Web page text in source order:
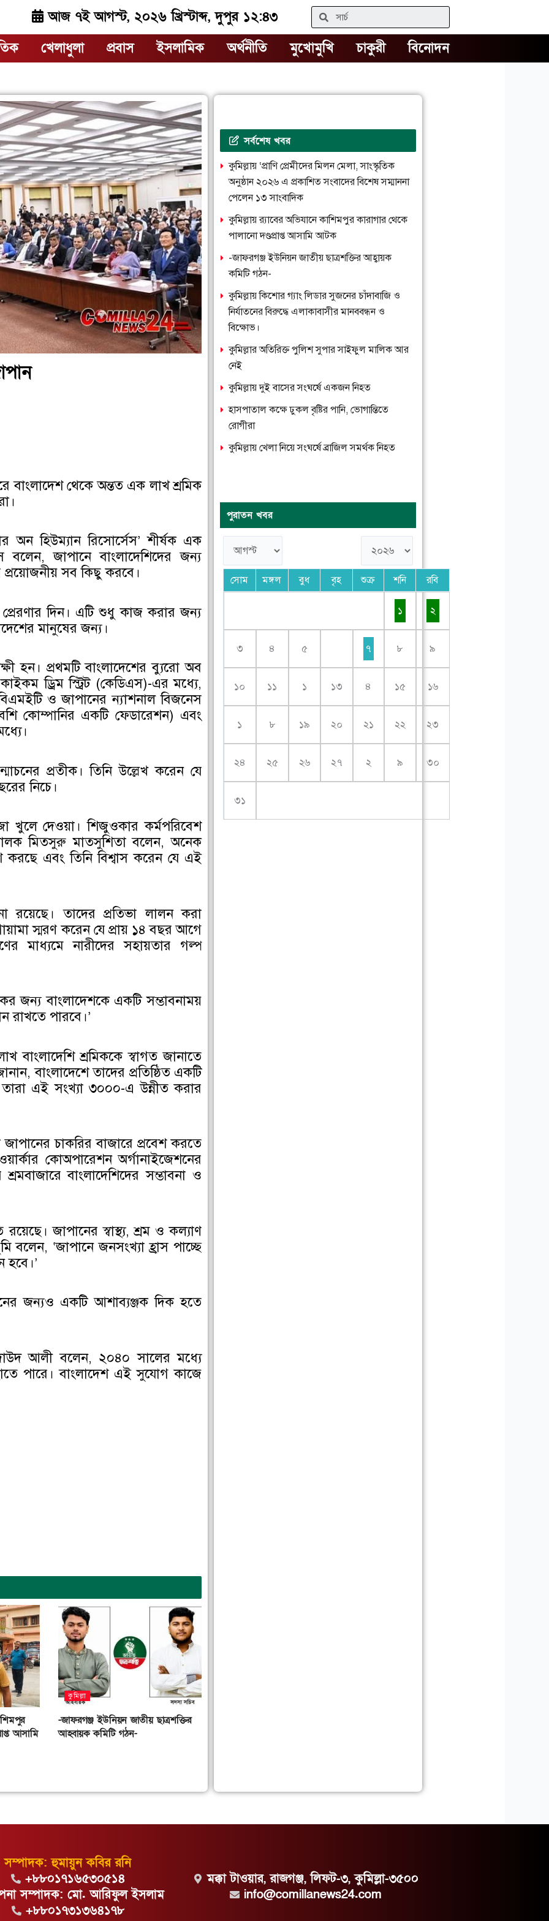
আজ ৭ই আগস্ট, ২০২৬ খ্রিস্টাব্দ, দুপুর ১২:৪৩ Search
খেলাধুলা প্রবাস ইসলামিক অর্থনীতি মুখোমুখি চাকুরী বিনোদন
বাংলাদেশ থেকে অন্তত এক লাখ শ্রমিক
অন হিউম্যান রিসোর্সেস’ শীর্ষক এক
বলেন, জাপানে বাংলাদেশিদের জন্য
প্রয়োজনীয় সব কিছু করবে।
দিন। এটি শুধু কাজ করার জন্য
মানুষের জন্য।
হন। প্রথমটি বাংলাদেশের ব্যুরো অব
ড্রিম স্ট্রিট (কেডিএস)-এর মধ্যে,
ও জাপানের ন্যাশনাল বিজনেস
কোম্পানির একটি ফেডারেশন) এবং
প্রতীক। তিনি উল্লেখ করেন যে
নিচে।
খুলে দেওয়া। শিজুওকার কর্মপরিবেশ
মিতসুরু মাতসুশিতা বলেন, অনেক
করছে এবং তিনি বিশ্বাস করেন যে এই
রয়েছে। তাদের প্রতিভা লালন করা
স্মরণ করেন যে প্রায় ১৪ বছর আগে
মাধ্যমে নারীদের সহায়তার গল্প
জন্য বাংলাদেশকে একটি সম্ভাবনাময়
রাখতে পারবে।’
শ্রমিককে স্বাগত জানাতে
বাংলাদেশে তাদের প্রতিষ্ঠিত একটি
তারা এই সংখ্যা ৩০০০-এ উন্নীত করার
জাপানের চাকরির বাজারে প্রবেশ করতে
ওয়ার্কার কোঅপারেশন অর্গানাইজেশনের
বাংলাদেশিদের সম্ভাবনা ও
জাপানের স্বাস্থ্য, শ্রম ও কল্যাণ
বলেন, ‘জাপানে জনসংখ্যা হ্রাস পাচ্ছে
হবে।’
জন্যও একটি আশাব্যঞ্জক দিক হতে
দাউদ আলী বলেন, ২০৪০ সালের মধ্যে
পারে। বাংলাদেশ এই সুযোগ কাজে
আসামি
কুমিল্লা
-জাফরগঞ্জ ইউনিয়ন জাতীয় ছাত্রশক্তির
আহ্বায়ক কমিটি গঠন-
সর্বশেষ খবর
কুমিল্লায় ‘প্রাণি প্রেমীদের মিলন মেলা, সাংস্কৃতিক
অনুষ্ঠান ২০২৬ এ প্রকাশিত সংবাদের বিশেষ সম্মাননা
পেলেন ১৩ সাংবাদিক
কুমিল্লায় র‌্যাবের অভিযানে কাশিমপুর কারাগার থেকে
পালানো দণ্ডপ্রাপ্ত আসামি আটক
-জাফরগঞ্জ ইউনিয়ন জাতীয় ছাত্রশক্তির আহ্বায়ক
কমিটি গঠন-
কুমিল্লায় কিশোর গ্যাং লিডার সুজনের চাঁদাবাজি ও
নির্যাতনের বিরুদ্ধে এলাকাবাসীর মানববন্ধন ও
বিক্ষোভ।
কুমিল্লার অতিরিক্ত পুলিশ সুপার সাইফুল মালিক আর
নেই
কুমিল্লায় দুই বাসের সংঘর্ষে একজন নিহত
হাসপাতাল কক্ষে ঢুকল বৃষ্টির পানি, ভোগান্তিতে
রোগীরা
কুমিল্লায় খেলা নিয়ে সংঘর্ষে ব্রাজিল সমর্থক নিহত
পুরাতন খবর
সোম মঙ্গল বুধ বৃহ শুক্র শনি রবি
১ ২
৩ ৪ ৫ ৭ ৮ ৯
১০ ১১ ১ ১৩ ৪ ১৫ ১৬
১ ৮ ১৯ ২০ ২১ ২২ ২৩
২৪ ২৫ ২৬ ২৭ ২ ৯ ৩০
৩১
সম্পাদক: হুমায়ুন কবির রনি
+৮৮০১৭১৬৫৩০৫১৪
সম্পাদক: মো. আরিফুল ইসলাম
+৮৮০১৭৩১৩৬৪১৭৮
মক্কা টাওয়ার, রাজগঞ্জ, লিফট-৩, কুমিল্লা-৩৫০০
info@comillanews24.com